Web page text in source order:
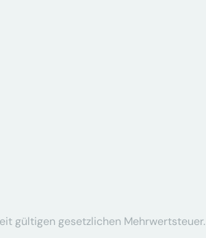
gültigen gesetzlichen Mehrwertsteuer.